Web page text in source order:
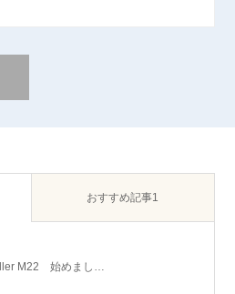
おすすめ記事1
M22 始めまし…